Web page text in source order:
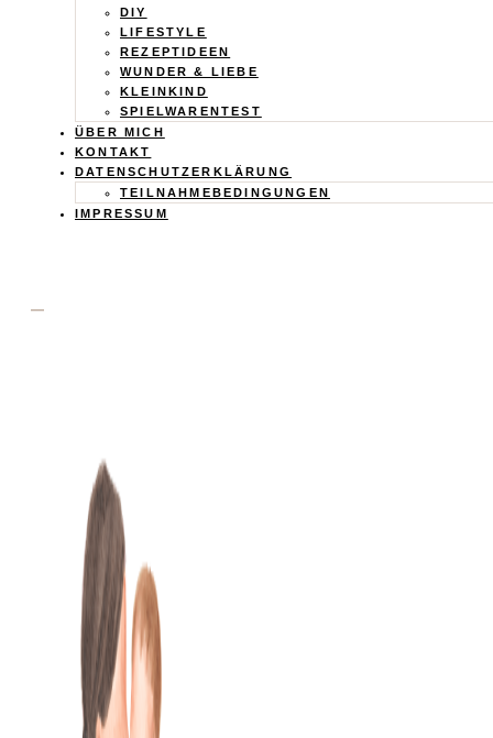
DIY
LIFESTYLE
REZEPTIDEEN
WUNDER & LIEBE
KLEINKIND
SPIELWARENTEST
ÜBER MICH
KONTAKT
DATENSCHUTZERKLÄRUNG
TEILNAHMEBEDINGUNGEN
IMPRESSUM